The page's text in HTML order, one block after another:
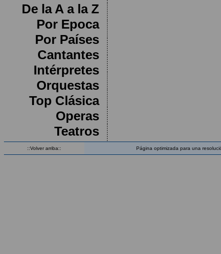
De la A a la Z
Por Epoca
Por Países
Cantantes
Intérpretes
Orquestas
Top Clásica
Operas
Teatros
::Volver arriba:: Página optimizada para una